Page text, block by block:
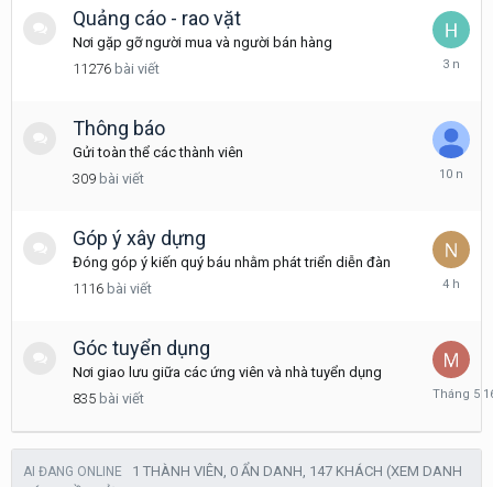
Quảng cáo - rao vặt
Nơi gặp gỡ người mua và người bán hàng
11276 bài viết
Tháng
2022
Thông báo
Gửi toàn thể các thành viên
309 bài viết
Tháng
2016
Góp ý xây dựng
Đóng góp ý kiến quý báu nhằm phát triển diễn đàn
1116 bài viết
Góc tuyển dụng
Nơi giao lưu giữa các ứng viên và nhà tuyển dụng
835 bài viết
Tháng
16
AI ĐANG ONLINE 1 THÀNH VIÊN, 0 ẨN DANH, 147 KHÁCH (XEM DANH